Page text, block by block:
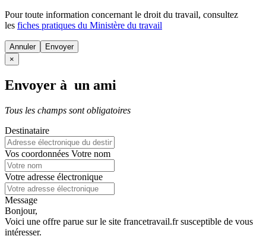
Pour toute information concernant le droit du travail, consultez
les fiches pratiques du Ministère du travail
Annuler
×
Envoyer à un ami
Tous les champs sont obligatoires
Destinataire
Vos coordonnées Votre nom
Votre adresse électronique
Message
Bonjour,
Voici une offre parue sur le site francetravail.fr susceptible de vous
intéresser.